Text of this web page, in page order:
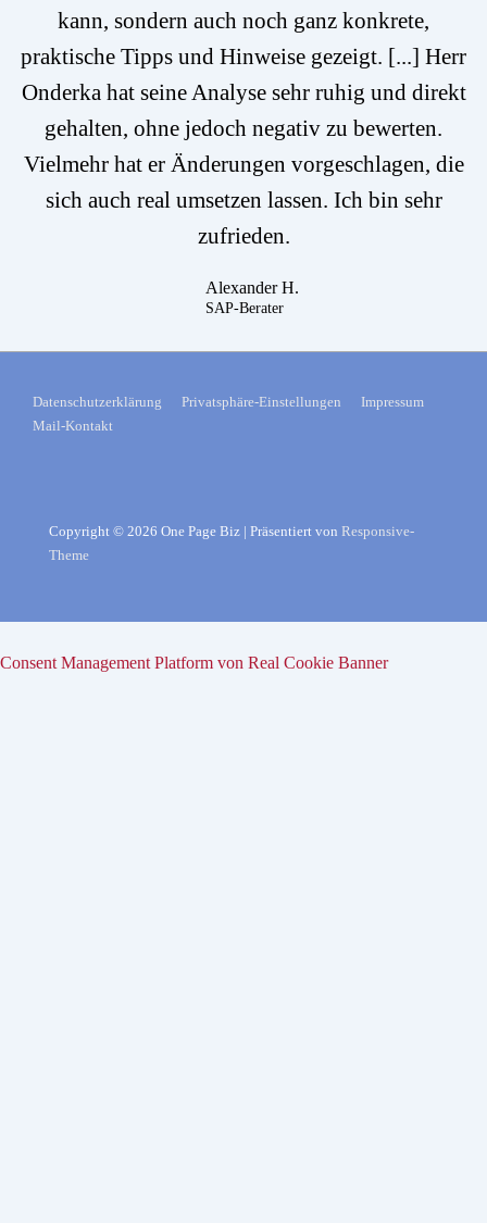
kann, sondern auch noch ganz konkrete,
praktische Tipps und Hinweise gezeigt. [...] Herr
Onderka hat seine Analyse sehr ruhig und direkt
gehalten, ohne jedoch negativ zu bewerten.
Vielmehr hat er Änderungen vorgeschlagen, die
sich auch real umsetzen lassen. Ich bin sehr
zufrieden.
Alexander H.
SAP-Berater
Datenschutzerklärung Privatsphäre-Einstellungen
Impressum
Mail-Kontakt
Copyright © 2026 One Page Biz | Präsentiert von Responsive-
Theme
Consent Management Platform von Real Cookie Banner